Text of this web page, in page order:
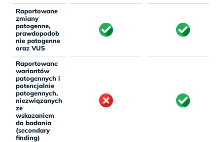
Raportowane
zmiany
patogenne,
prawdopodob
nie patogenne
oraz VUS
Raportowane
wariantów
patogennych i
potencjalnie
patogennych,
niezwiązanych
ze
wskazaniem
do badania
(secondary
finding)